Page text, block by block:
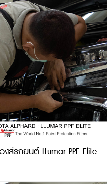
รถยนต์ LLumar PPF Elite